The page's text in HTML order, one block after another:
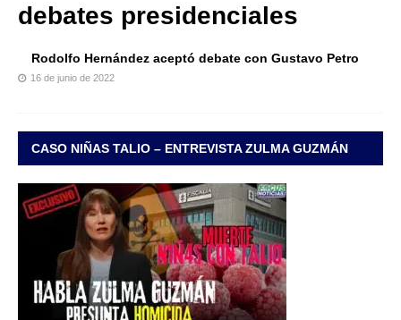
debates presidenciales
Rodolfo Hernández aceptó debate con Gustavo Petro
16 de junio de 2022
CASO NIÑAS TALIO – ENTREVISTA ZULMA GUZMÁN